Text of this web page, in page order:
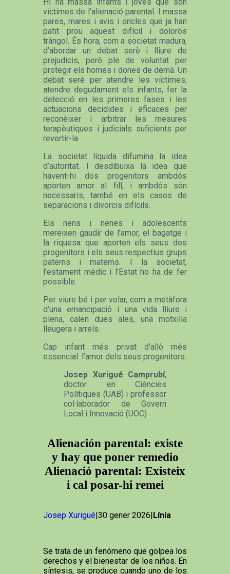
víctimes de l’alienació parental. I massa
pares, mares i avis i oncles que ja han
patit prou aquest difícil i dolorós
tràngol. És hora, com a societat madura,
d’abordar un debat serè i lliure de
prejudicis, però ple de voluntat per
protegir els homes i dones de demà. Un
debat serè per atendre les víctimes,
atendre degudament els infants, fer la
detecció en les primeres fases i les
actuacions decidides i eficaces per
reconèixer i arbitrar les mesures
terapèutiques i judicials suficients per
revertir-la.
La societat líquida difumina la idea
d’autoritat. I desdibuixa la idea que
havent-hi dos progenitors ambdós
aporten amor al fill, i ambdós són
necessaris, també en els casos de
separacions i divorcis difícils.
Els nens i nenes i adolescents
mereixen gaudir de l’amor, el bagatge i
la riquesa que aporten els seus dos
progenitors i els seus respectius grups
paterns i materns. I la societat,
l’estament mèdic i l’Estat ho ha de fer
possible.
Per viure bé i per volar, com a metàfora
d’una emancipació i una vida lliure i
plena, calen dues ales, una motxilla
lleugera i arrels.
Cap infant més privat d’allò més
essencial: l’amor dels seus progenitors.
Josep Xurigué Camprubí,
doctor en Ciències
Polítiques (UAB) i professor
col·laborador de Govern
Local i Innovació (UOC)
Alienación parental: existe
y hay que poner remedio
Alienació parental: Existeix
i cal posar-hi remei
Josep Xurigué|30 gener 2026|Línia
Se trata de un fenómeno que golpea los
derechos y el bienestar de los niños. En
síntesis, se produce cuando uno de los